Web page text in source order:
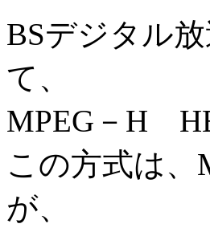
BSデジタル
て、
MPEG－H
この方式は
が、